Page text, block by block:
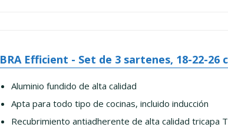
BRA Efficient - Set de 3 sartenes, 18-22-26
Aluminio fundido de alta calidad
Apta para todo tipo de cocinas, incluido inducción
Recubrimiento antiadherente de alta calidad tricapa